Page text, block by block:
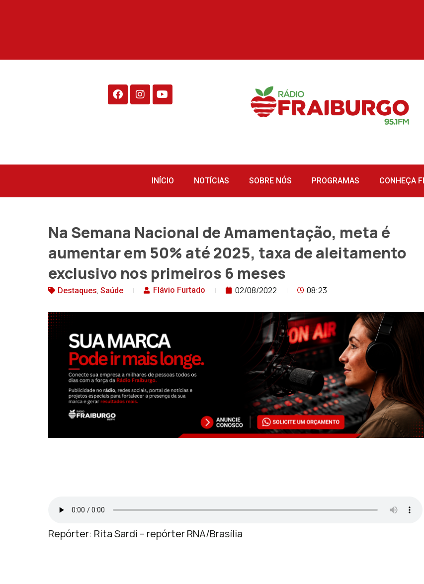
INÍCIO NOTÍCIAS SOBRE NÓS PROGRAMAS CONHEÇA
Na Semana Nacional de Amamentação, meta é
aumentar em 50% até 2025, taxa de aleitamento
exclusivo nos primeiros 6 meses
Destaques, Saúde Flávio Furtado 02/08/2022 08:23
Repórter: Rita Sardi – repórter RNA/Brasília